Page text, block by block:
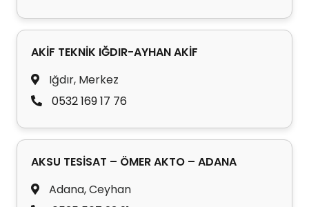
AKİF TEKNİK IĞDIR-AYHAN AKİF
Iğdır, Merkez
0532 169 17 76
AKSU TESİSAT – ÖMER AKTO – ADANA
Adana, Ceyhan